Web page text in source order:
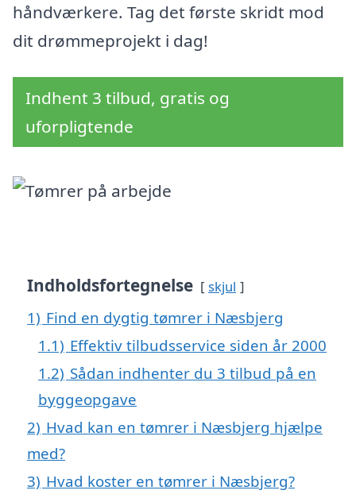
håndværkere. Tag det første skridt mod
dit drømmeprojekt i dag!
Indhent 3 tilbud, gratis og
uforpligtende
Indholdsfortegnelse skjul
1) Find en dygtig tømrer i Næsbjerg
1.1) Effektiv tilbudsservice siden år 2000
1.2) Sådan indhenter du 3 tilbud på en
byggeopgave
2) Hvad kan en tømrer i Næsbjerg hjælpe
med?
3) Hvad koster en tømrer i Næsbjerg?